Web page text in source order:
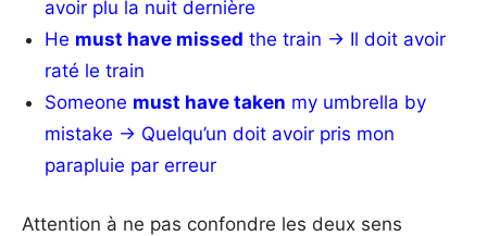
avoir plu la nuit dernière
He must have missed the train → Il doit avoir
raté le train
Someone must have taken my umbrella by
mistake → Quelqu’un doit avoir pris mon
parapluie par erreur
Attention à ne pas confondre les deux sens